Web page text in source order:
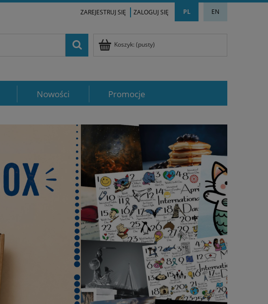
PL EN
ZAREJESTRUJ SIĘ ZALOGUJ SIĘ
Koszyk: (pusty)
Nowości Promocje